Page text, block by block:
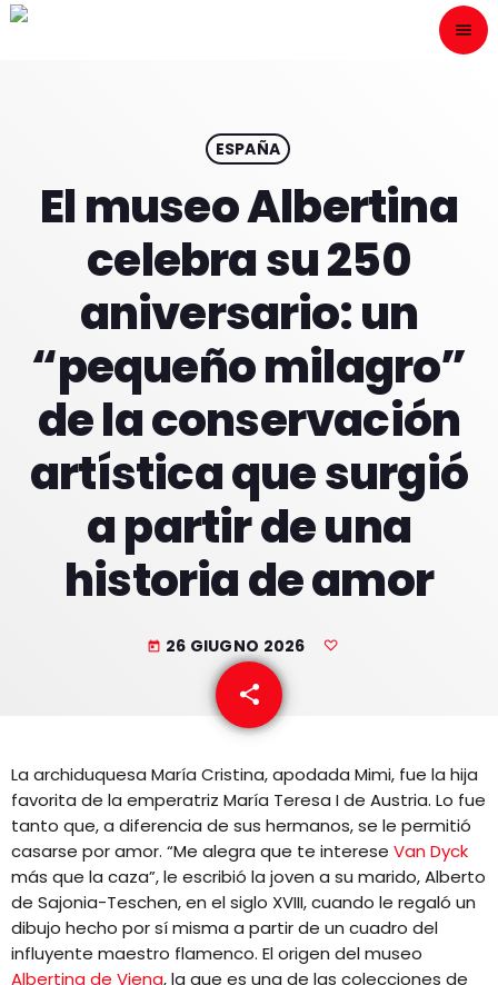
menu
play_arrow
HOME
PROGRAMACION
NUESTRAS FRECUENCIAS
EQUIPO
NOTICIAS
ESPAÑA
El museo Albertina
celebra su 250
aniversario: un
“pequeño milagro”
de la conservación
artística que surgió
a partir de una
historia de amor
today 26 GIUGNO 2026
share
email
La archiduquesa María Cristina, apodada Mimi, fue la hija
favorita de la emperatriz María Teresa I de Austria. Lo fue
tanto que, a diferencia de sus hermanos, se le permitió
casarse por amor. “Me alegra que te interese Van Dyck
más que la caza”, le escribió la joven a su marido, Alberto
de Sajonia-Teschen, en el siglo XVIII, cuando le regaló un
dibujo hecho por sí misma a partir de un cuadro del
influyente maestro flamenco. El origen del museo
Albertina de Viena, la que es una de las colecciones de